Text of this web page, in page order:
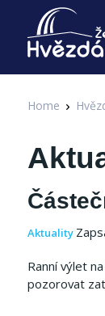
Home
Aktuality
Ranní výlet
pozorovat